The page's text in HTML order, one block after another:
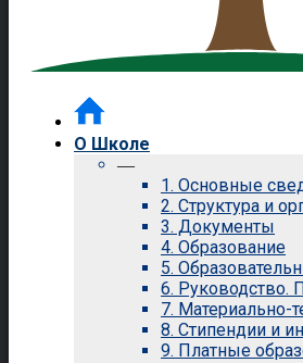
О Школе
—
1. Основные
2. Структура и
3. Документы
4. Образование
5.
6. Руководство.
7. Материально-
8. Стипендии и
9. Платные